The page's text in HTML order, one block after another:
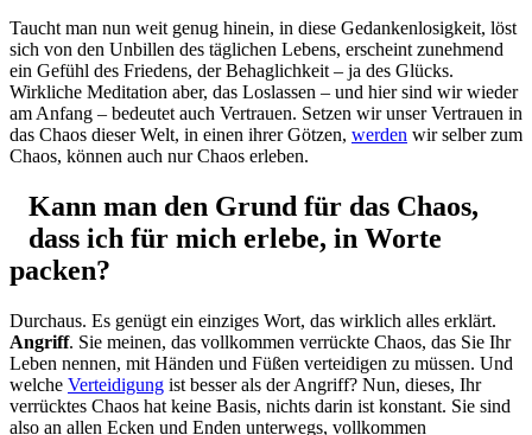
Taucht man nun weit genug hinein, in diese Gedankenlosigkeit, löst
sich von den Unbillen des täglichen Lebens, erscheint zunehmend
ein Gefühl des Friedens, der Behaglichkeit – ja des Glücks.
Wirkliche Meditation aber, das Loslassen – und hier sind wir wieder
am Anfang – bedeutet auch Vertrauen. Setzen wir unser Vertrauen in
das Chaos dieser Welt, in einen ihrer Götzen, werden wir selber zum
Chaos, können auch nur Chaos erleben.
Kann man den Grund für das Chaos,
dass ich für mich erlebe, in Worte
packen?
Durchaus. Es genügt ein einziges Wort, das wirklich alles erklärt.
Angriff. Sie meinen, das vollkommen verrückte Chaos, das Sie Ihr
Leben nennen, mit Händen und Füßen verteidigen zu müssen. Und
welche Verteidigung ist besser als der Angriff? Nun, dieses, Ihr
verrücktes Chaos hat keine Basis, nichts darin ist konstant. Sie sind
also an allen Ecken und Enden unterwegs, vollkommen